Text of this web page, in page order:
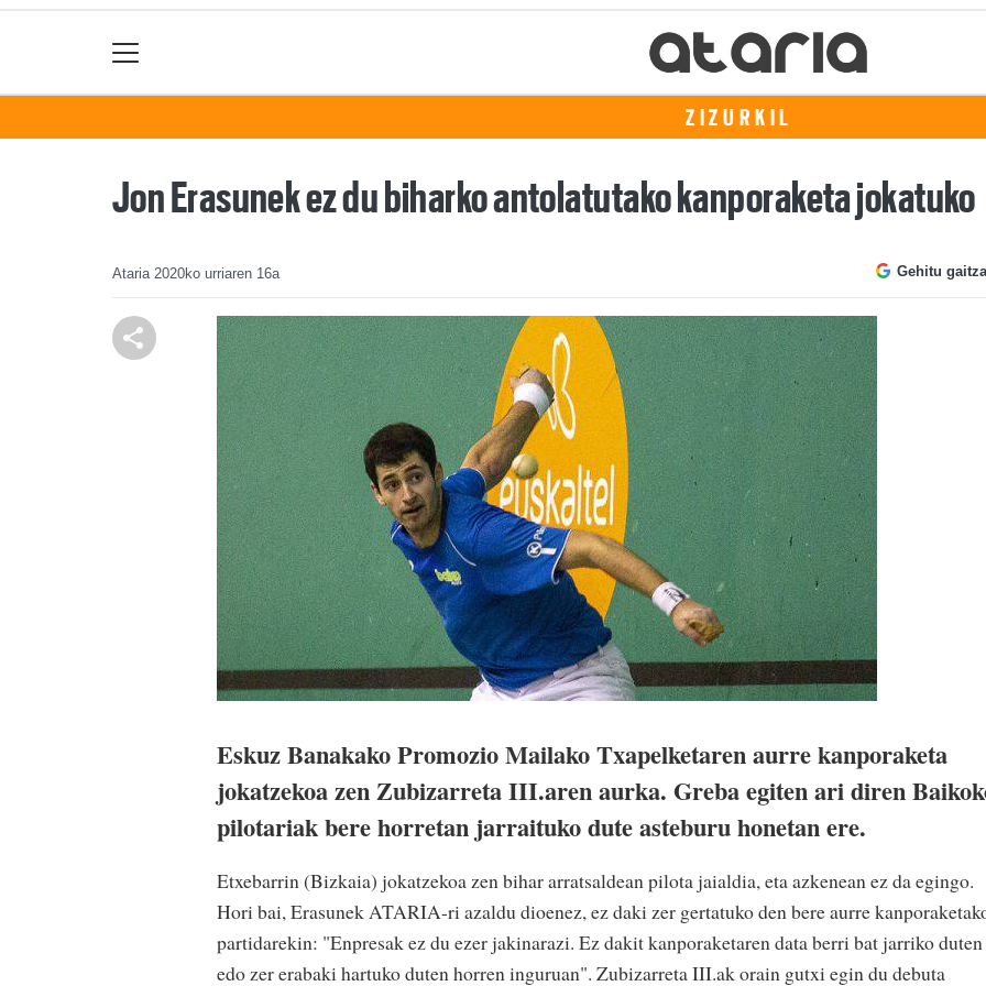
ZIZURKIL
Jon Erasunek ez du biharko antolatutako kanporaketa jokatuko
Ataria 2020ko urriaren 16a Gehitu
Eskuz Banakako Promozio Mailako Txapelketaren aurre kanporaketa
jokatzekoa zen Zubizarreta III.aren aurka. Greba egiten ari diren
pilotariak bere horretan jarraituko dute asteburu honetan ere.
Etxebarrin (Bizkaia) jokatzekoa zen bihar arratsaldean pilota jaialdia, eta azkenean ez da egingo.
Hori bai, Erasunek ATARIA-ri azaldu dioenez, ez daki zer gertatuko den bere aurre
partidarekin: "Enpresak ez du ezer jakinarazi. Ez dakit kanporaketaren data berri bat jarriko duten
edo zer erabaki hartuko duten horren inguruan". Zubizarreta III.ak orain gutxi egin du debuta